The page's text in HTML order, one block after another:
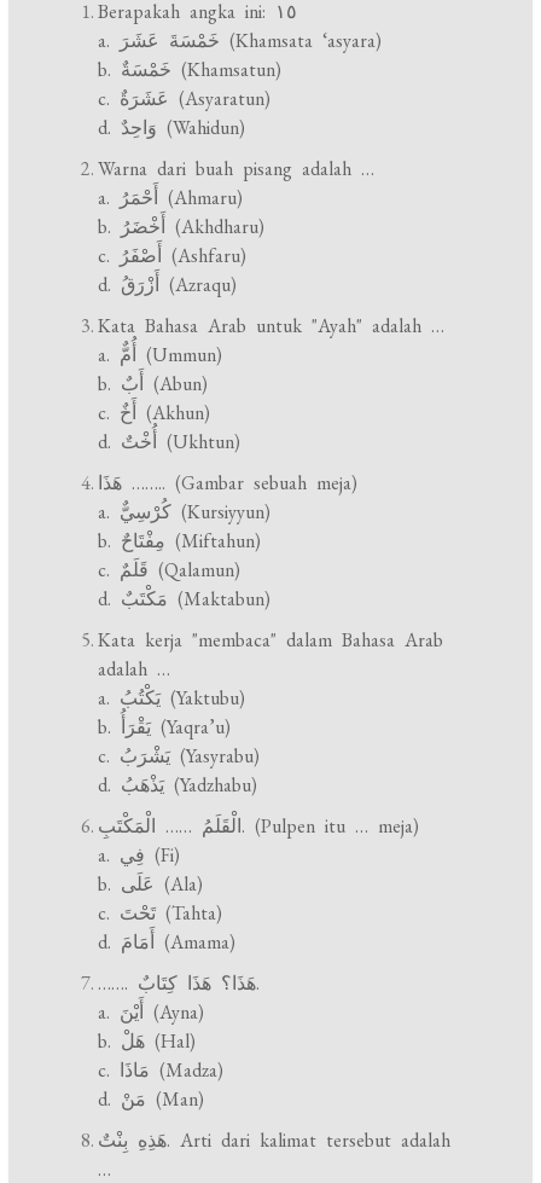
Berapakah angka ini: ١٥
a. خَمْسَةَ عَشَرَ (Khamsata ‘asyara)
b. خَمْسَةٌ (Khamsatun)
c. عَشَرَةٌ (Asyaratun)
d. وَاحِدٌ (Wahidun)
Warna dari buah pisang adalah …
a. أَحْمَرُ (Ahmaru)
b. أَخْضَرُ (Akhdharu)
c. أَصْفَرُ (Ashfaru)
d. أَزْرَقُ (Azraqu)
Kata Bahasa Arab untuk "Ayah" adalah …
a. أُمٌّ (Ummun)
b. أَبٌ (Abun)
c. أَخٌ (Akhun)
d. أُخْتٌ (Ukhtun)
هَذَا …….. (Gambar sebuah meja)
a. كُرْسِيٌّ (Kursiyyun)
b. مِفْتَاحٌ (Miftahun)
c. قَلَمٌ (Qalamun)
d. مَكْتَبٌ (Maktabun)
Kata kerja "membaca" dalam Bahasa Arab
adalah …
a. يَكْتُبُ (Yaktubu)
b. يَقْرَأُ (Yaqra’u)
c. يَشْرَبُ (Yasyrabu)
d. يَذْهَبُ (Yadzhabu)
الْقَلَمُ …… الْمَكْتَبِ. (Pulpen itu … meja)
a. فِي (Fi)
b. عَلَى (Ala)
c. تَحْتَ (Tahta)
d. أَمَامَ (Amama)
……. هَذَا؟ هَذَا كِتَابٌ.
a. أَيْنَ (Ayna)
b. هَلْ (Hal)
c. مَاذَا (Madza)
d. مَنْ (Man)
هَذِهِ بِنْتٌ. Arti dari kalimat tersebut adalah
…